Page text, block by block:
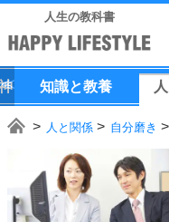
人生の教科書
知識と教養 人
人と関係 自分磨き